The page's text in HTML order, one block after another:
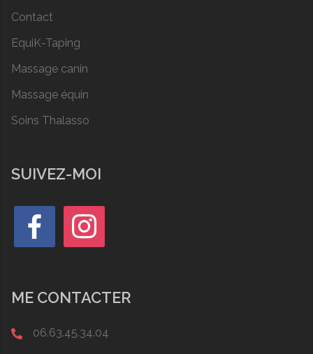
Contact
EquiK-Taping
Massage canin
Massage équin
Soins Thalasso
SUIVEZ-MOI
facebook instagram
ME CONTACTER
06.63.45.34.04